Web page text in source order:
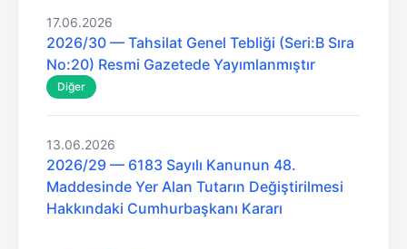
17.06.2026
2026/30 — Tahsilat Genel Tebliği (Seri:B Sıra
No:20) Resmi Gazetede Yayımlanmıştır
Diğer
13.06.2026
2026/29 — 6183 Sayılı Kanunun 48.
Maddesinde Yer Alan Tutarın Değiştirilmesi
Hakkındaki Cumhurbaşkanı Kararı